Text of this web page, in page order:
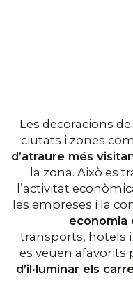
Les decoracions
ciutats i zones
d’atraure més
la zona. Això es
l’activitat
les empreses i la
economia
transports, hotels
es veuen afavorits
d’il·luminar els